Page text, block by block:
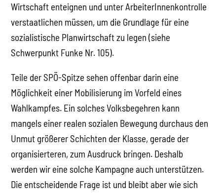
Wirtschaft enteignen und unter ArbeiterInnenkontrolle
verstaatlichen müssen, um die Grundlage für eine
sozialistische Planwirtschaft zu legen (siehe
Schwerpunkt Funke Nr. 105).
Teile der SPÖ-Spitze sehen offenbar darin eine
Möglichkeit einer Mobilisierung im Vorfeld eines
Wahlkampfes. Ein solches Volksbegehren kann
mangels einer realen sozialen Bewegung durchaus den
Unmut größerer Schichten der Klasse, gerade der
organisierteren, zum Ausdruck bringen. Deshalb
werden wir eine solche Kampagne auch unterstützen.
Die entscheidende Frage ist und bleibt aber wie sich